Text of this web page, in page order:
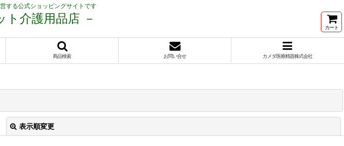
する公式ショッピングサイトです
ト介護用品店 －
カート
商品検索 お問い合せ カメダ医療精器株式会社
表示順変更